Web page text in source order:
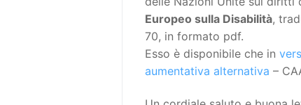
Europeo sulla Disabilità,
70, in formato pdf.
Esso è disponibile che in
aumentativa alternativa –